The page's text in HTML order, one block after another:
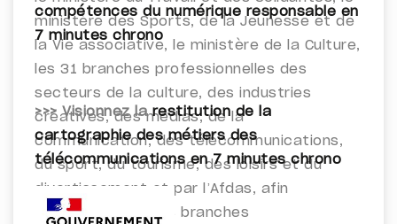
ministère des Sports, de la Jeunesse et de
la Vie associative, le ministère de la Culture,
les 31 branches professionnelles des
secteurs de la culture, des industries
créatives, des médias, de la
communication, des télécommunications,
du sport, du tourisme, des loisirs et du
divertissement et par l’Afdas, afin
d’accompagner les branches
compétences du numérique responsable en
7 minutes chrono
>>> Visionnez larestitution de la
cartographie des métiers des
télécommunications en 7 minutes chrono